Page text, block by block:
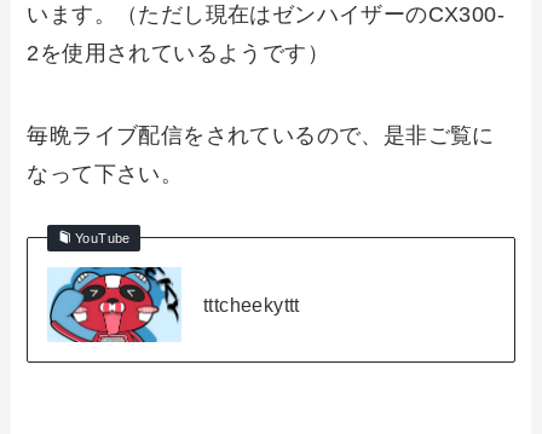
います。（ただし現在はゼンハイザーのCX300-
2を使用されているようです）
毎晩ライブ配信をされているので、是非ご覧に
なって下さい。
YouTube
tttcheekyttt